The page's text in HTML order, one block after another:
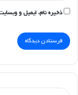
ذخیره نام، ایمیل و